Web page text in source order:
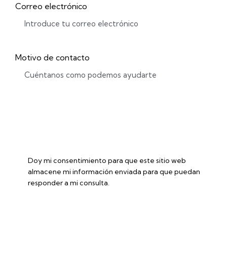
Correo electrónico
Motivo de contacto
Doy mi consentimiento para que este sitio web
almacene mi información enviada para que puedan
responder a mi consulta.